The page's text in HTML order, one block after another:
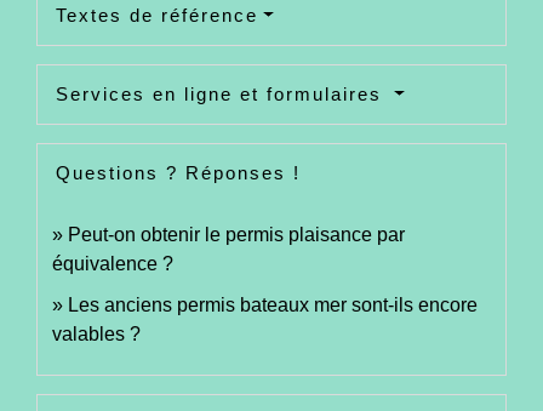
Textes de référence
Services en ligne et formulaires
Questions ? Réponses !
Peut-on obtenir le permis plaisance par
équivalence ?
Les anciens permis bateaux mer sont-ils encore
valables ?